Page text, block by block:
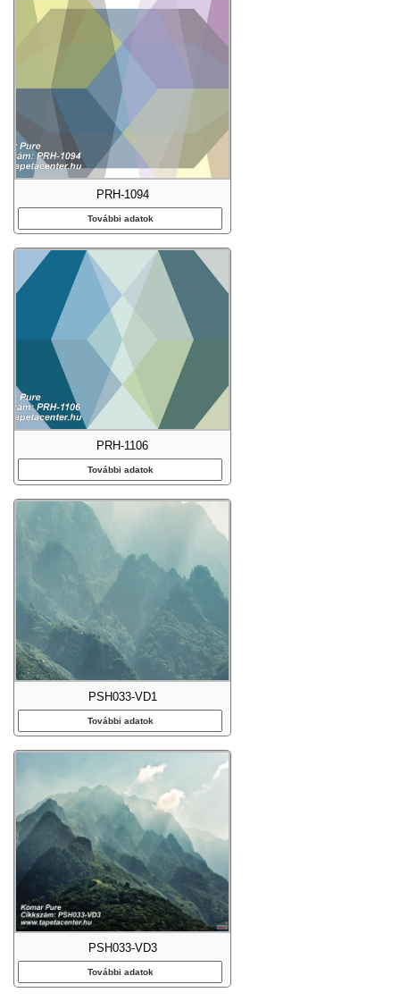
PRH-1094
További adatok
PRH-1106
További adatok
PSH033-VD1
További adatok
PSH033-VD3
További adatok